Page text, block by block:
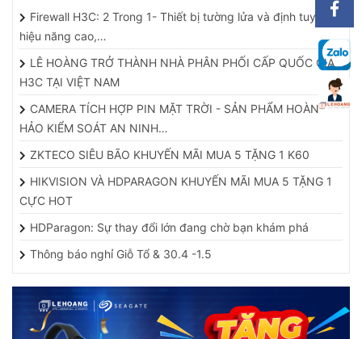
Firewall H3C: 2 Trong 1- Thiết bị tường lửa và định tuyến
hiệu năng cao,…
LÊ HOÀNG TRỞ THÀNH NHÀ PHÂN PHỐI CẤP QUỐC GIA
H3C TẠI VIỆT NAM
CAMERA TÍCH HỢP PIN MẶT TRỜI - SẢN PHẨM HOÀN
HẢO KIỂM SOÁT AN NINH…
ZKTECO SIÊU BÃO KHUYẾN MÃI MUA 5 TẶNG 1 K60
HIKVISION VÀ HDPARAGON KHUYẾN MÃI MUA 5 TẶNG 1
CỰC HOT
HDParagon: Sự thay đổi lớn đang chờ bạn khám phá
Thông báo nghỉ Giỗ Tổ & 30.4 -1.5